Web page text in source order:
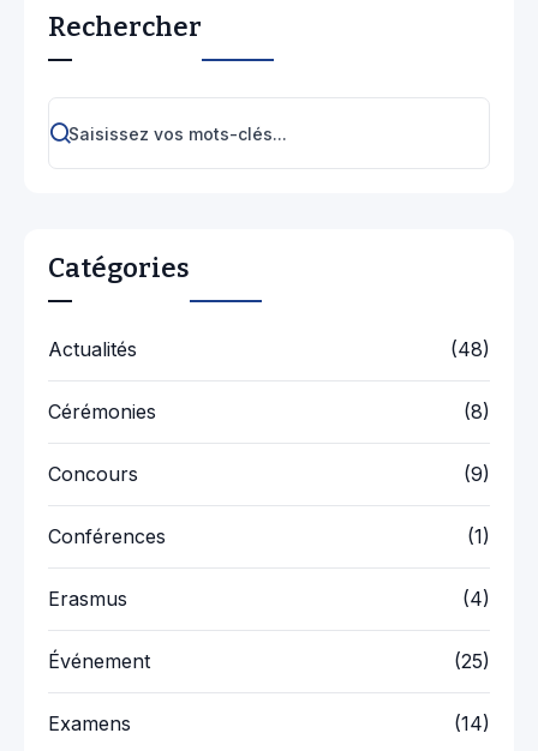
Rechercher
Catégories
Actualités (48)
Cérémonies (8)
Concours (9)
Conférences (1)
Erasmus (4)
Événement (25)
Examens (14)